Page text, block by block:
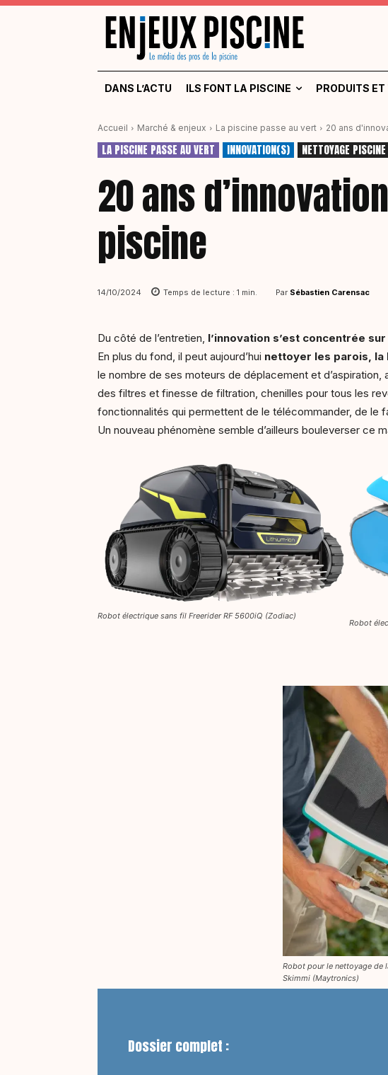
DANS L’ACTU ILS FONT LA PISCINE PRODUITS
Accueil Marché & enjeux La piscine passe au vert 20 ans
LA PISCINE PASSE AU VERT INNOVATION(S) NETTOYAGE PISCINE
20 ans
piscine
14/10/2024 Temps de lecture : 1 min. Par Sébastien Carensac
Du côté de l’entretien, l’innovation s’est concentrée
En plus du fond, il peut aujourd’hui nettoyer les parois, la
le nombre de ses moteurs de déplacement et d’aspiration,
des filtres et finesse de filtration, chenilles pour tous les
fonctionnalités qui permettent de le télécommander, de le
Un nouveau phénomène semble d’ailleurs bouleverser ce
Robot électrique sans fil Freerider RF 5600iQ (Zodiac)
Robot
Robot pour le nettoyage de
Skimmi (Maytronics)
Dossier complet :